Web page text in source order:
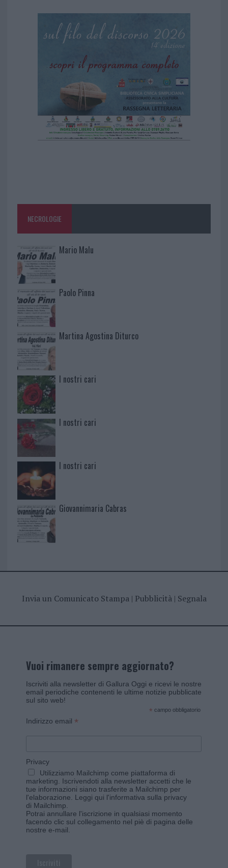
NECROLOGIE
Mario Malu
Paolo Pinna
Martina Agostina Diturco
I nostri cari
I nostri cari
I nostri cari
Giovannimaria Cabras
Invia un Comunicato Stampa| Pubblicità| Segnala
Vuoi rimanere sempre aggiornato?
Iscriviti alla newsletter di Gallura Oggi e ricevi le nostre
email periodiche contenenti le ultime notizie pubblicate
sul sito web!
* campo obbligatorio
Indirizzo email *
Privacy
Utilizziamo Mailchimp come piattaforma di
marketing. Iscrivendoti alla newsletter accetti che le
tue informazioni siano trasferite a Mailchimp per
l'elaborazione. Leggi qui l'informativa sulla privacy
di Mailchimp
Potrai annullare l'iscrizione in qualsiasi momento
facendo clic sul collegamento nel piè di pagina delle
nostre e-mail.